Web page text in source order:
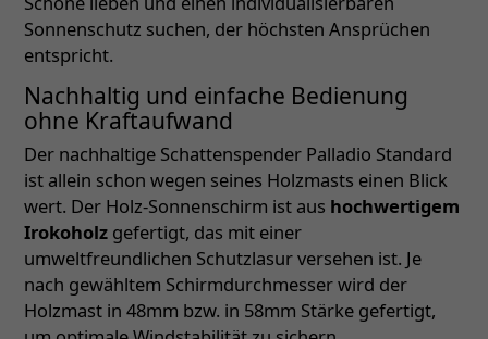
Sonnenschutz suchen, der höchsten Ansprüchen
entspricht.
Nachhaltig und einfache Bedienung
ohne Kraftaufwand
Der nachhaltige Schattenspender Palladio Standard
ist allein schon wegen seines Holzmasts einen Blick
wert. Der Holz-Sonnenschirm ist aus hochwertigem
Irokoholz gefertigt, das mit einer
umweltfreundlichen Schutzlasur versehen ist. Je
nach gewähltem Schirmdurchmesser wird der
Holzmast in 48mm bzw. in 58mm Stärke gefertigt,